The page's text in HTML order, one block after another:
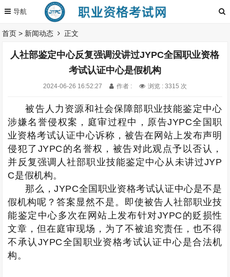
首页 > 新闻动态 正文
人社部鉴定中心反复强调没讲过JYPC全国职业资格
考试认证中心是假机构
2024-06-26 16:52:27 作者 : 浏览 : 3315 次
被告人力资源和社会保障部职业技能鉴定中心
涉嫌名誉侵权案，庭审过程中，原告JYPC全国职
业资格考试认证中心诉称，被告在网站上发布声明
侵犯了JYPC的名誉权，被告对此观点予以否认，
并反复强调人社部职业技能鉴定中心从未讲过JYP
C是假机构。
那么，JYPC全国职业资格考试认证中心是不是
假机构呢？答案显然不是。即使被告人社部职业技
能鉴定中心多次在网站上发布针对JYPC的贬损性
文章，但在庭审现场，为了不被追究责任，也不得
不承认JYPC全国职业资格考试认证中心是合法机
构。